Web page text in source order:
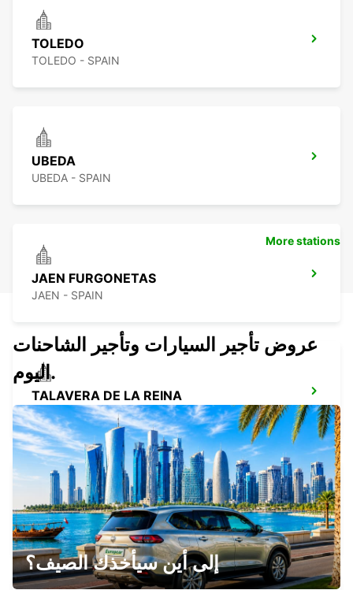
TOLEDO
TOLEDO - SPAIN
UBEDA
UBEDA - SPAIN
JAEN FURGONETAS
JAEN - SPAIN
TALAVERA DE LA REINA
TALAVERA DE LA REINA - SPAIN
JAEN-BULEVAR
JAEN - SPAIN
More stations
عروض تأجير السيارات وتأجير الشاحنات
اليوم.
إلى أين سيأخذك الصيف؟